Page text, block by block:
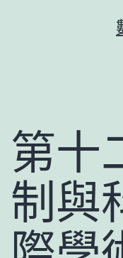
第十
制與